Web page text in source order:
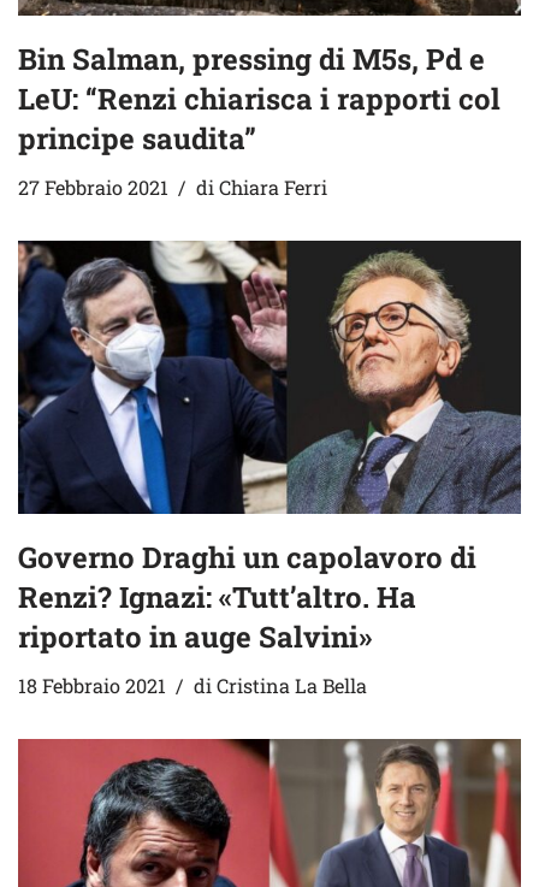
Bin Salman, pressing di M5s, Pd e
LeU: “Renzi chiarisca i rapporti col
principe saudita”
27 Febbraio 2021 diChiara Ferri
Governo Draghi un capolavoro di
Renzi? Ignazi: «Tutt’altro. Ha
riportato in auge Salvini»
18 Febbraio 2021 di Cristina La Bella